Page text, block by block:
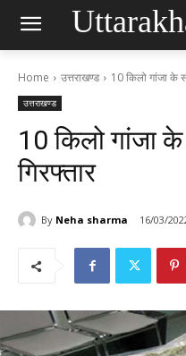
Home उत्तराखण्ड 10 किलो गांजा के
उत्तराखण्ड
10 किलो गांजा
गिरफ्तार
By Neha sharma 16/03/